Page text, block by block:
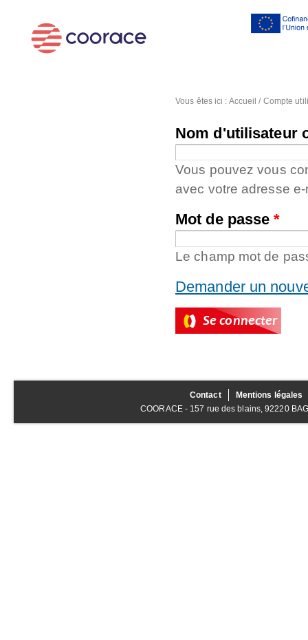
Vous êtes ici : Accueil / Compte
Nom d'utilisateur
Vous pouvez vous
avec votre adresse e-
Mot de passe*
Le champ mot de
Demander un
Contact
Mentions légales
COORACE - 157 rue des blains, 92220